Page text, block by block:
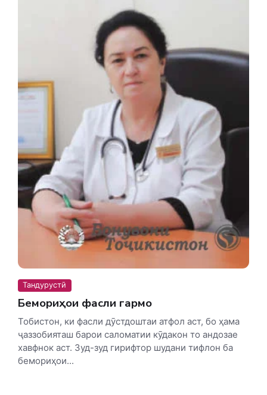
Тандурустӣ
Бемориҳои фасли гармо
Тобистон, ки фасли дӯстдоштаи атфол аст, бо ҳама
ҷаззобияташ барои саломатии кӯдакон то андозае
хавфнок аст. Зуд-зуд гирифтор шудани тифлон ба
бемориҳои...